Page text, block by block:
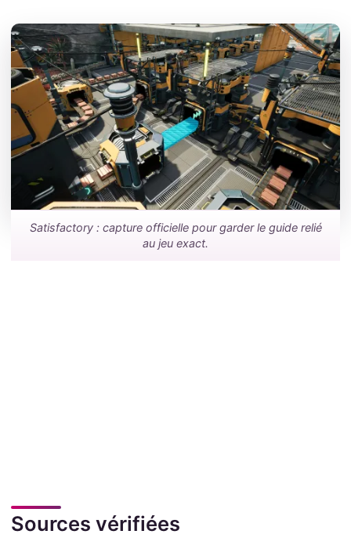
Satisfactory : capture officielle pour garder le guide relié
au jeu exact.
Sources vérifiées